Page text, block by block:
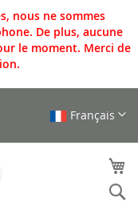
nous ne sommes
De plus, aucune
le moment. Merci de
Français